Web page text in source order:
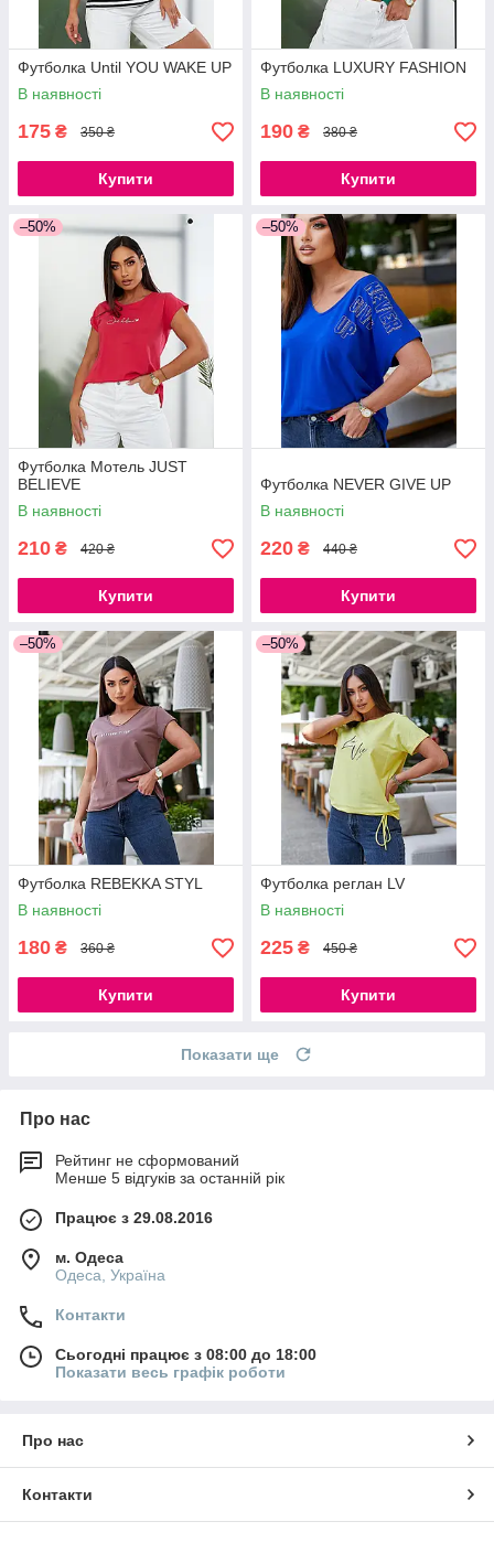
Футболка Until YOU WAKE UP
В наявності
175 ₴ 350 ₴
Купити
Футболка LUXURY FASHION
В наявності
190 ₴ 380 ₴
Купити
–50%
Футболка Мотель JUST
BELIEVE
В наявності
210 ₴ 420 ₴
Купити
–50%
Футболка NEVER GIVE UP
В наявності
220 ₴ 440 ₴
Купити
–50%
Футболка REBEKKA STYL
В наявності
180 ₴ 360 ₴
Купити
–50%
Футболка реглан LV
В наявності
225 ₴ 450 ₴
Купити
Показати ще
Про нас
Рейтинг не сформований
Менше 5 відгуків за останній рік
Працює з 29.08.2016
м. Одеса
Одеса, Україна
Контакти
Сьогодні працює з 08:00 до 18:00
Показати весь графік роботи
Про нас
Контакти